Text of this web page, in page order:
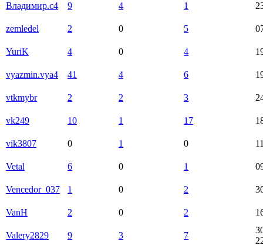
Владимир.с4 9 4 1
zemledel 2 0 5
YuriK 4 0 4
vyazmin.vya4 41 4 6
vtkmybr 2 2 3
vk249 10 1 17
vik3807 0 1 0
Vetal 6 0 1
Vencedor_037 1 0 2
VanH 2 0 2
Valery2829 9 3 7